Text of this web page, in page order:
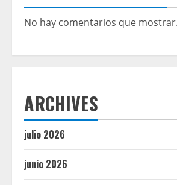
No hay comentarios que mostrar.
ARCHIVES
julio 2026
junio 2026